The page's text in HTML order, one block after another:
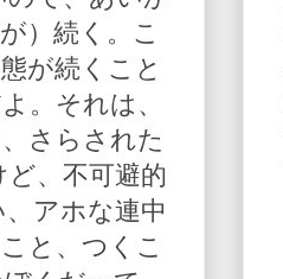
）続く。こ
が続くこと
。それは、
さらされた
、不可避的
アホな連中
と、つくこ